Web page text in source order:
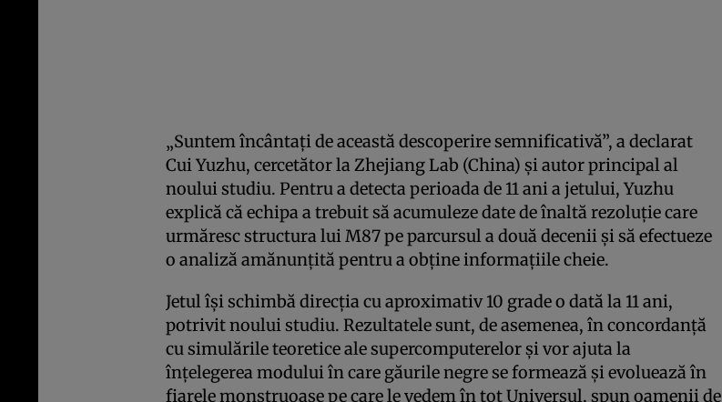
„Suntem încântați de această descoperire semnificativă”, a declarat
Cui Yuzhu, cercetător la Zhejiang Lab (China) și autor principal al
noului studiu. Pentru a detecta perioada de 11 ani a jetului, Yuzhu
explică că echipa a trebuit să acumuleze date de înaltă rezoluție care
urmăresc structura lui M87 pe parcursul a două decenii și să efectueze
o analiză amănunțită pentru a obține informațiile cheie.
Jetul își schimbă direcția cu aproximativ 10 grade o dată la 11 ani,
potrivit noului studiu. Rezultatele sunt, de asemenea, în concordanță
cu simulările teoretice ale supercomputerelor și vor ajuta la
înțelegerea modului în care găurile negre se formează și evoluează în
fiarele monstruoase pe care le vedem în tot Universul, spun oamenii de